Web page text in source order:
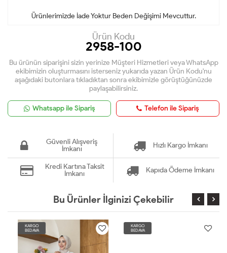
Ürünlerimizde İade Yoktur Beden Değişimi Mevcuttur.
Ürün Kodu
2958-100
Bu ürünün siparişini sizin yerinize Müşteri Hizmetleri veya WhatsApp
ekibimizin oluşturmasını isterseniz yukarıda yazan Ürün Kodu'nu
aşağıdaki butonlara tıkladıktan sonra ekibimizle görüştüğünüzde
paylaşabilirsiniz.
Whatsapp ile Sipariş Telefon ile Sipariş
Güvenli Alışveriş
İmkanı
Hızlı Kargo İmkanı
Kredi Kartına Taksit
İmkanı
Kapıda Ödeme İmkanı
Bu Ürünler İlginizi Çekebilir
KARGO
BEDAVA
KARGO
BEDAVA